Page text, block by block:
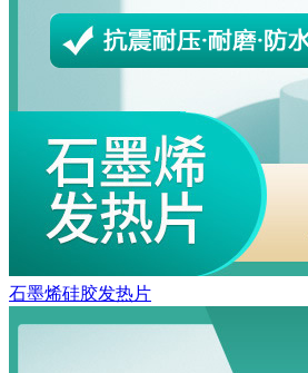
石墨烯硅胶发热片